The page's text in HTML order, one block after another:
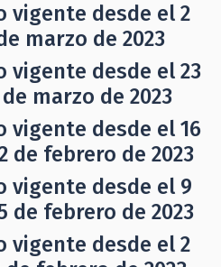
vigente desde el 2
marzo de 2023
vigente desde el 23
marzo de 2023
vigente desde el 16
de febrero de 2023
vigente desde el 9
de febrero de 2023
vigente desde el 2